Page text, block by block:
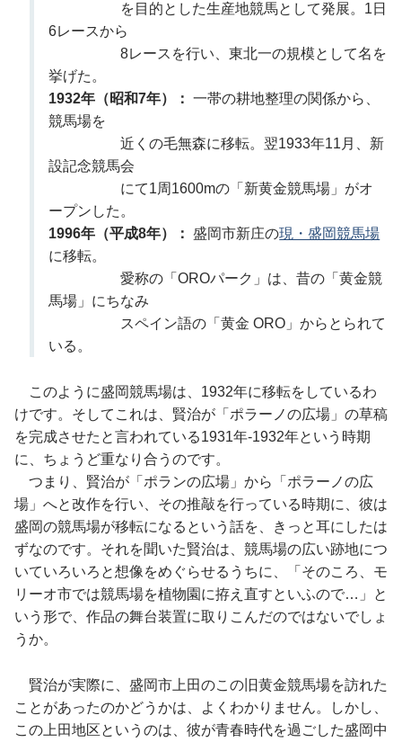
を目的とした生産地競馬として発展。1日
6レースから
8レースを行い、東北一の規模として名を
挙げた。
1932年（昭和7年）： 一帯の耕地整理の関係から、
競馬場を
近くの毛無森に移転。翌1933年11月、新
設記念競馬会
にて1周1600mの「新黄金競馬場」がオ
ープンした。
1996年（平成8年）：
盛岡市新庄の現・盛岡競馬場
に移転。
愛称の「OROパーク」は、昔の「黄金競
馬場」にちなみ
スペイン語の「黄金 ORO」からとられて
いる。
このように盛岡競馬場は、1932年に移転をしているわ
けです。そしてこれは、賢治が「ポラーノの広場」の草稿
を完成させたと言われている1931年-1932年という時期
に、ちょうど重なり合うのです。
つまり、賢治が「ポランの広場」から「ポラーノの広
場」へと改作を行い、その推敲を行っている時期に、彼は
盛岡の競馬場が移転になるという話を、きっと耳にしたは
ずなのです。それを聞いた賢治は、競馬場の広い跡地につ
いていろいろと想像をめぐらせるうちに、「そのころ、モ
リーオ市では競馬場を植物園に拵え直すといふので…」と
いう形で、作品の舞台装置に取りこんだのではないでしょ
うか。
賢治が実際に、盛岡市上田のこの旧黄金競馬場を訪れた
ことがあったのかどうかは、よくわかりません。しかし、
この上田地区というのは、彼が青春時代を過ごした盛岡中